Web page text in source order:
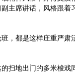
主席讲话，风格跟着
，都是这样庄重严肃
扫地出门的多米梭戏